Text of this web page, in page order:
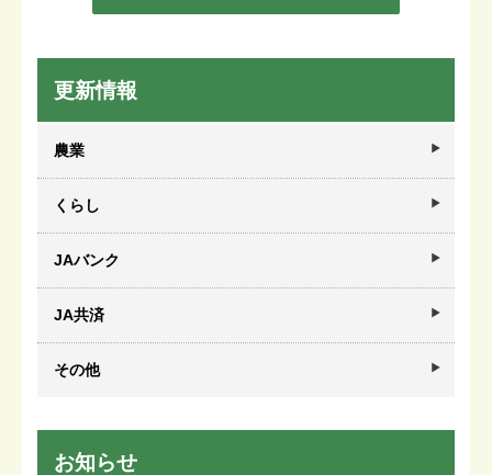
更新情報
農業
くらし
JAバンク
JA共済
その他
お知らせ